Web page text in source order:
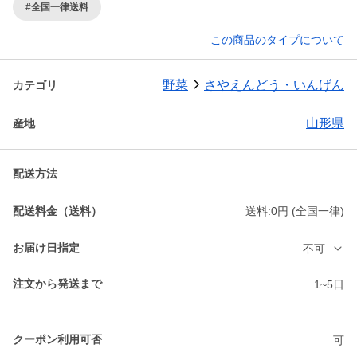
#全国一律送料
この商品のタイプについて
カテゴリ 野菜 さやえんどう・いんげん
産地 山形県
配送方法
配送料金（送料） 送料:0円 (全国一律)
お届け日指定 不可
注文から発送まで 1~5日
クーポン利用可否 可